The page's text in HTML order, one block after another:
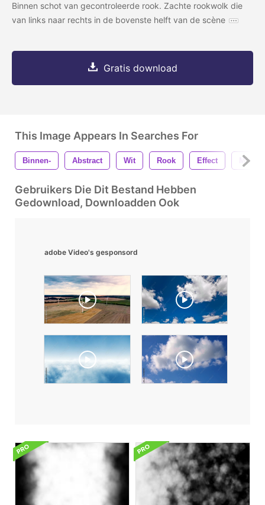
Binnen schot van gecontroleerde rook. Zachte rookwolk die
van links naar rechts in de bovenste helft van de scène
Gratis download
This Image Appears In Searches For
Binnen- Abstract Wit Rook Effect Mist
Gebruikers Die Dit Bestand Hebben
Gedownload, Downloadden Ook
adobe Video's gesponsord